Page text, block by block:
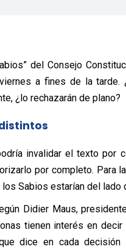
del Consejo
a fines de la tarde.
¿lo rechazarán de plano?
invalidar el texto por
por completo. Para
Sabios estarían del lado
Didier Maus,
tienen interés en
dice en cada